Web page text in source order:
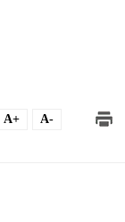
A+ A-